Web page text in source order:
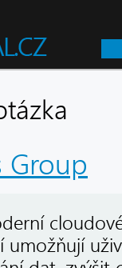
Group
umožňují